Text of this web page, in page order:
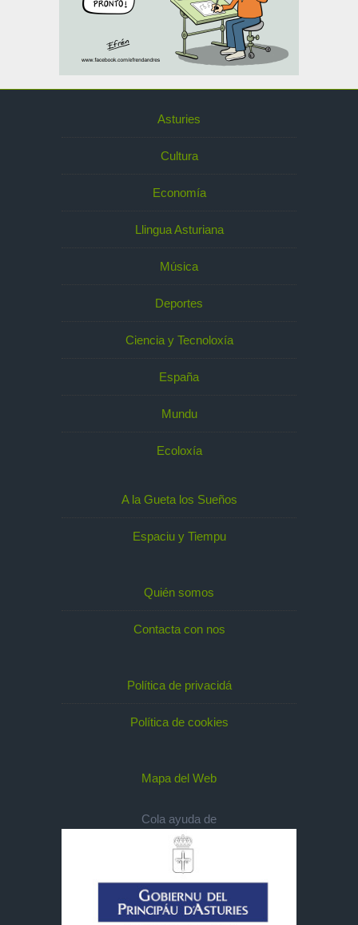
Asturies
Cultura
Economía
Llingua Asturiana
Música
Deportes
Ciencia y Tecnoloxía
España
Mundu
Ecoloxía
A la Gueta los Sueños
Espaciu y Tiempu
Quién somos
Contacta con nos
Política de privacidá
Política de cookies
Mapa del Web
Cola ayuda de